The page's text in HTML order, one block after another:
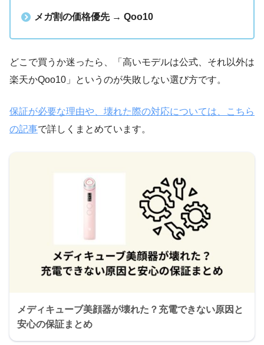
メガ割の価格優先 → Qoo10
どこで買うか迷ったら、「高いモデルは公式、それ以外は
楽天かQoo10」というのが失敗しない選び方です。
保証が必要な理由や、壊れた際の対応については、こちら
の記事で詳しくまとめています。
メディキューブ美顔器が壊れた？充電できない原因と
安心の保証まとめ